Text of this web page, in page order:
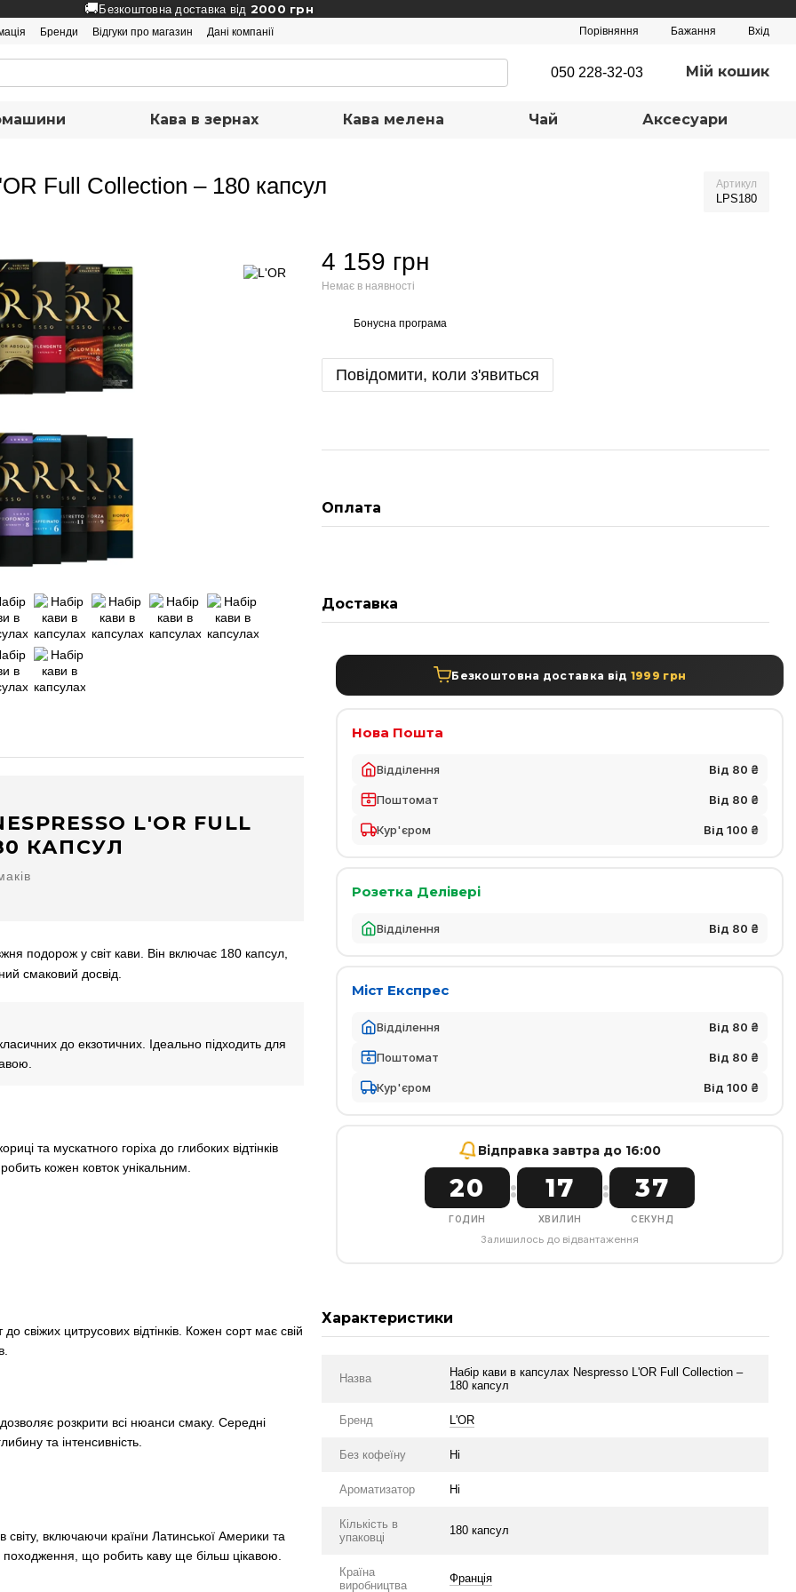
🚚Безкоштовна доставка від 2000 грн
Бренди Відгуки про магазин Дані компанії Порівняння Бажання Вхід
050 228-32-03 Мій кошик
Кава в зернах Кава мелена Чай Аксесуари
Full Collection – 180 капсул Артикул
LРS180
L'OR FULL
КАПСУЛ
подорож у світ кави. Він включає 180 капсул,
смаковий досвід.
до екзотичних. Ідеально підходить для
та мускатного горіха до глибоких відтінків
кожен ковток унікальним.
свіжих цитрусових відтінків. Кожен сорт має свій
розкрити всі нюанси смаку. Середні
та інтенсивність.
світу, включаючи країни Латинської Америки та
походження, що робить каву ще більш цікавою.
4 159 грн
Немає в наявності
Бонусна програма
Повідомити, коли з'явиться
Оплата
Доставка
Безкоштовна доставка від 1999 грн
Нова Пошта
Відділення Від 80 ₴
Поштомат Від 80 ₴
Кур'єром Від 100 ₴
Розетка Делівері
Відділення Від 80 ₴
Міст Експрес
Відділення Від 80 ₴
Поштомат Від 80 ₴
Кур'єром Від 100 ₴
Відправка завтра до 16:00
20
ГОДИН
: 17
ХВИЛИН
: 37
СЕКУНД
Залишилось до відвантаження
Характеристики
Назва
Набір кави в капсулах Nespresso L'OR Full Collection –
180 капсул
Бренд L'OR
Без кофеїну Ні
Ароматизатор Ні
Кількість в
упаковці
180 капсул
Країна
виробництва
Франція